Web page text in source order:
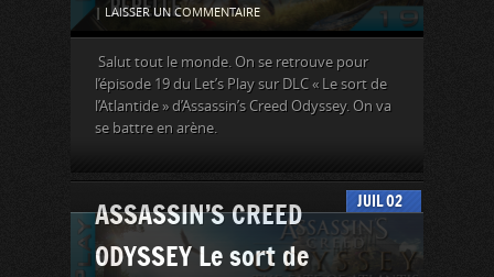
LAISSER UN COMMENTAIRE
Salut tout le monde. On se retrouve pour
l’épisode 19 du Let’s Play sur DLC « Le sort de
l’Atlantide » d’Assassin’s Creed Odyssey. On va
se battre en arène.
02
JUIL
ASSASSIN’S CREED
ODYSSEY Le sort de